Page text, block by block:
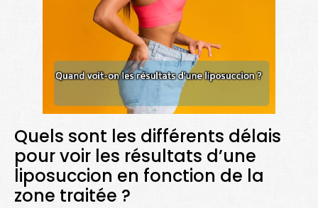
Quels sont les différents délais
pour voir les résultats d’une
liposuccion en fonction de la
zone traitée ?